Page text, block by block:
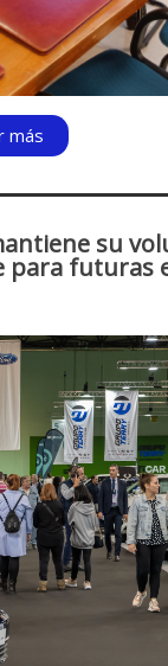
más
su
para futuras